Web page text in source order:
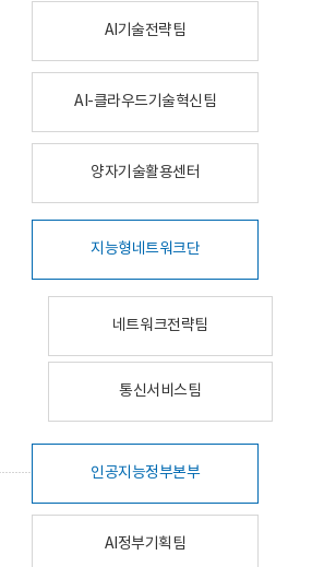
AI기술전략팀
AI-클라우드기술혁신팀
양자기술활용센터
지능형네트워크단
네트워크전략팀
통신서비스팀
인공지능정부본부
AI정부기획팀